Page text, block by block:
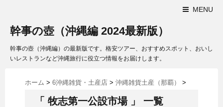
MENU
幹事の壺（沖縄編 2024最新版）
幹事の壺（沖縄編）の最新版です。格安ツアー、おすすめスポット、おいし
いレストランなど沖縄旅行に役立つ情報をお届けします。
ホーム > 6沖縄雑貨・土産店 > 沖縄雑貨土産（那覇） >
「 牧志第一公設市場 」 一覧